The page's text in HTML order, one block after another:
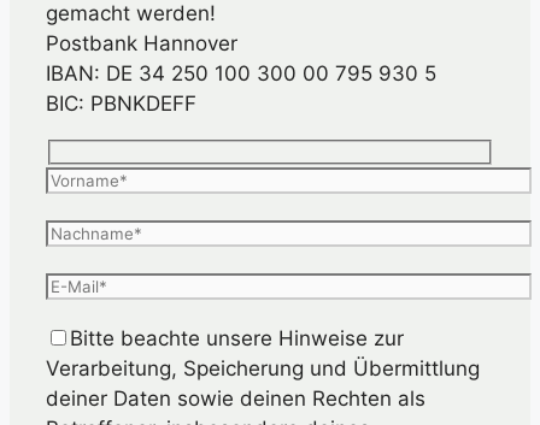
gemacht werden!
Postbank Hannover
IBAN: DE 34 250 100 300 00 795 930 5
BIC: PBNKDEFF
Bitte beachte unsere Hinweise zur
Verarbeitung, Speicherung und Übermittlung
deiner Daten sowie deinen Rechten als